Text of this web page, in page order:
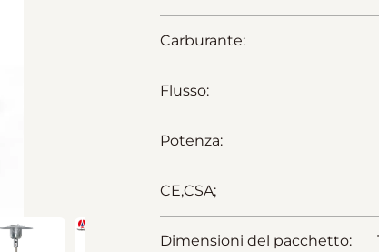
Carburante:
Flusso:
Potenza:
CE,CSA;
Dimensioni del pacchetto: